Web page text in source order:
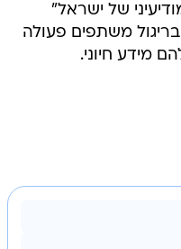
של ישראל"
משתפים פעולה
מידע חיוני.